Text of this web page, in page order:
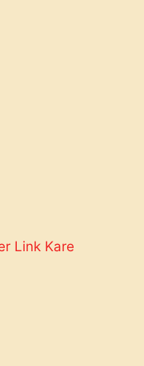
Link Kare